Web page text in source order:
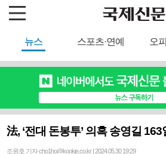
뉴스 스포츠·연예 오
法, ‘전대 돈봉투’ 의혹 송영길
조원호 기자 cho1ho@kookje.co.kr | 2024.05.30 19:29